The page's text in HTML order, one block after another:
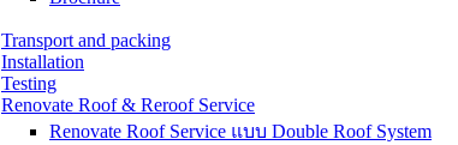
Transport and packing
Installation
Testing
Renovate Roof & Reroof Service
Renovate Roof Service แบบ Double Roof System